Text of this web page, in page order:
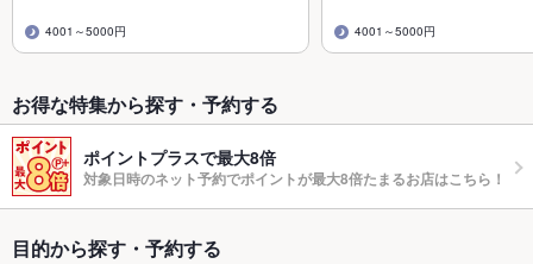
4001～5000円 4001～5000円
お得な特集から探す・予約する
ポイントプラスで最大8倍
対象日時のネット予約でポイントが最大8倍たまるお店はこちら！
目的から探す・予約する